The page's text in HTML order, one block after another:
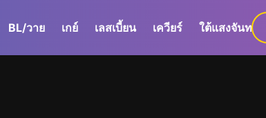
BL/วาย เกย์ เลสเบี้ยน เควียร์ ใต้แสงจันทร์